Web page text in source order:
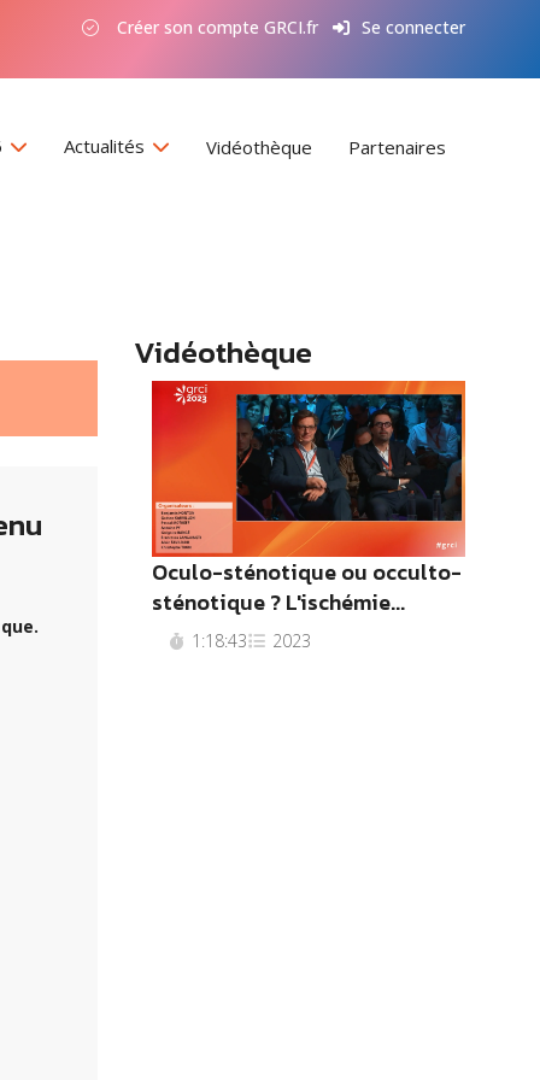
Créer son compte GRCI.fr Se connecter
Actualités Vidéothèque Partenaires
Vidéothèque
Oculo-sténotique ou occulto-
sténotique ? L'ischémie...
1:18:43 2023